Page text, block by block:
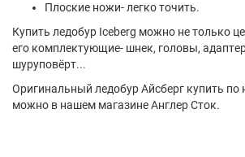
Плоские ножи- легко точить.
Купить ледобур Iceberg можно не только
его комплектующие- шнек, головы,
шуруповёрт...
Оригинальный ледобур Айсберг купить по
можно в нашем магазине Англер Сток.